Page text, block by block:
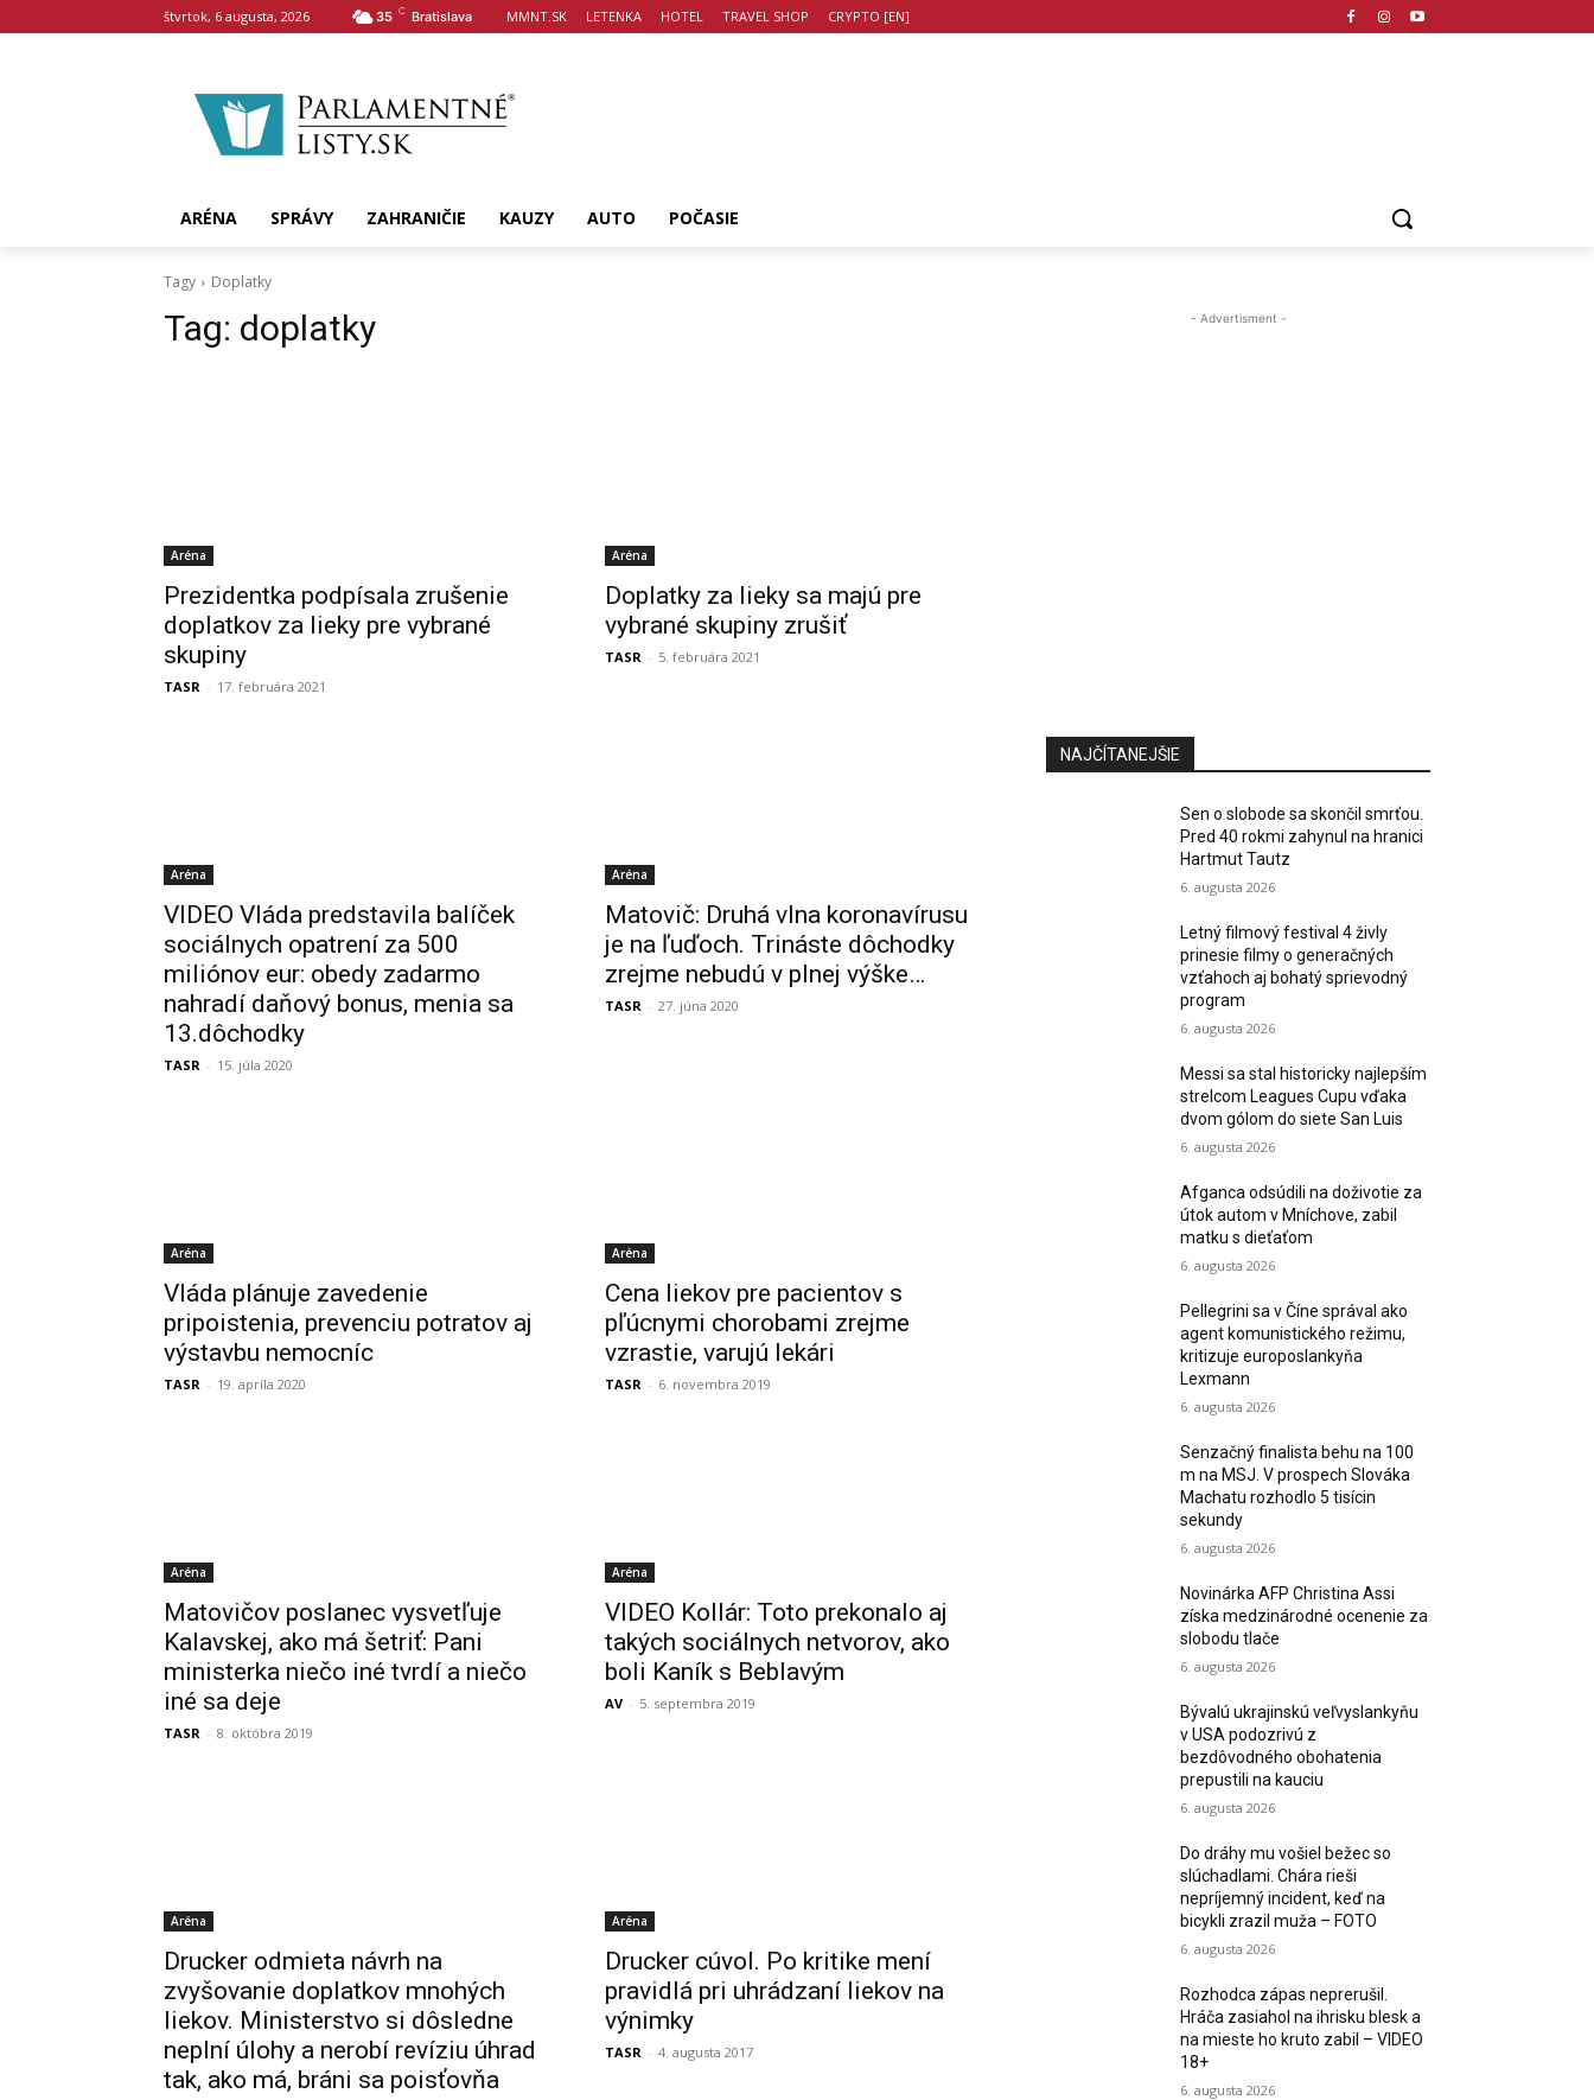
štvrtok, 6 augusta, 2026 35 C Bratislava MMNT.SK LETENKA HOTEL TRAVEL SHOP CRYPTO [EN]
ARÉNA SPRÁVY ZAHRANIČIE KAUZY AUTO POČASIE
Tagy Doplatky
Tag: doplatky
Aréna
Prezidentka podpísala zrušenie
doplatkov za lieky pre vybrané
skupiny
TASR - 17. februára 2021
Aréna
Doplatky za lieky sa majú pre
vybrané skupiny zrušiť
TASR - 5. februára 2021
Aréna
VIDEO Vláda predstavila balíček
sociálnych opatrení za 500
miliónov eur: obedy zadarmo
nahradí daňový bonus, menia sa
13.dôchodky
TASR - 15. júla 2020
Aréna
Matovič: Druhá vlna koronavírusu
je na ľuďoch. Trináste dôchodky
zrejme nebudú v plnej výške…
TASR - 27. júna 2020
Aréna
Vláda plánuje zavedenie
pripoistenia, prevenciu potratov aj
výstavbu nemocníc
TASR - 19. apríla 2020
Aréna
Cena liekov pre pacientov s
pľúcnymi chorobami zrejme
vzrastie, varujú lekári
TASR - 6. novembra 2019
Aréna
Matovičov poslanec vysvetľuje
Kalavskej, ako má šetriť: Pani
ministerka niečo iné tvrdí a niečo
iné sa deje
TASR - 8. októbra 2019
Aréna
VIDEO Kollár: Toto prekonalo aj
takých sociálnych netvorov, ako
boli Kaník s Beblavým
AV - 5. septembra 2019
Aréna
Drucker odmieta návrh na
zvyšovanie doplatkov mnohých
liekov. Ministerstvo si dôsledne
neplní úlohy a nerobí revíziu úhrad
tak, ako má, bráni sa poisťovňa
Aréna
Drucker cúvol. Po kritike mení
pravidlá pri uhrádzaní liekov na
výnimky
TASR - 4. augusta 2017
- Advertisment -
NAJČÍTANEJŠIE
Sen o slobode sa skončil smrťou.
Pred 40 rokmi zahynul na hranici
Hartmut Tautz
6. augusta 2026
Letný filmový festival 4 živly
prinesie filmy o generačných
vzťahoch aj bohatý sprievodný
program
6. augusta 2026
Messi sa stal historicky najlepším
strelcom Leagues Cupu vďaka
dvom gólom do siete San Luis
6. augusta 2026
Afganca odsúdili na doživotie za
útok autom v Mníchove, zabil
matku s dieťaťom
6. augusta 2026
Pellegrini sa v Číne správal ako
agent komunistického režimu,
kritizuje europoslankyňa
Lexmann
6. augusta 2026
Senzačný finalista behu na 100
m na MSJ. V prospech Slováka
Machatu rozhodlo 5 tisícin
sekundy
6. augusta 2026
Novinárka AFP Christina Assi
získa medzinárodné ocenenie za
slobodu tlače
6. augusta 2026
Bývalú ukrajinskú veľvyslankyňu
v USA podozrivú z
bezdôvodného obohatenia
prepustili na kauciu
6. augusta 2026
Do dráhy mu vošiel bežec so
slúchadlami. Chára rieši
nepríjemný incident, keď na
bicykli zrazil muža – FOTO
6. augusta 2026
Rozhodca zápas neprerušil.
Hráča zasiahol na ihrisku blesk a
na mieste ho kruto zabil – VIDEO
18+
6. augusta 2026